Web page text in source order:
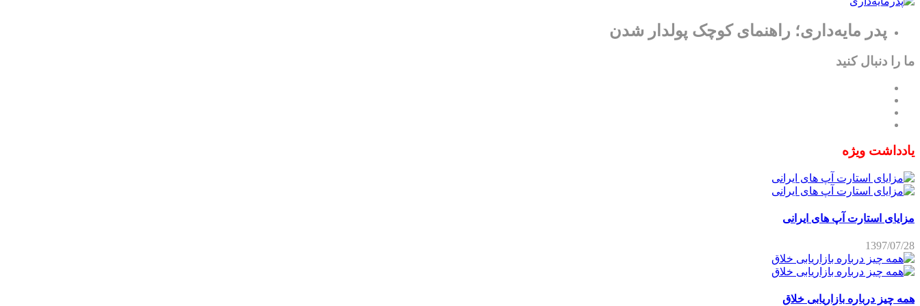
پدر مایه‌داری؛ راهنمای کوچک پولدار شدن
ما را دنبال کنید
یادداشت ویژه
مزایای استارت آپ های ایرانی
1397/07/28
همه چیز درباره بازاریابی خلاق